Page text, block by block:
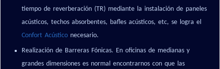
tiempo de reverberación (TR) mediante la instalación de paneles
acústicos, techos absorbentes, bafles acústicos, etc, se logra el
Confort Acústico necesario.
Realización de Barreras Fónicas. En oficinas de medianas y
grandes dimensiones es normal encontrarnos con que las